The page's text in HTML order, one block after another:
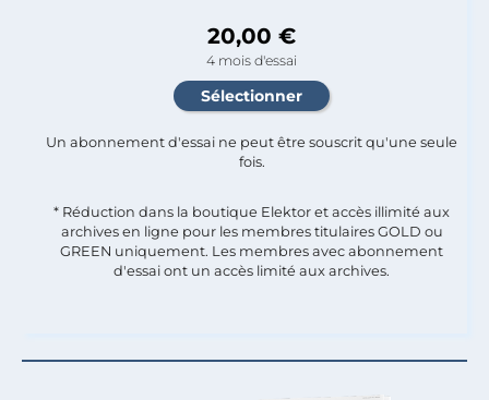
20,00 €
4 mois d'essai
Un abonnement d'essai ne peut être souscrit qu'une seule
fois.​
* Réduction dans la boutique Elektor et accès illimité aux
archives en ligne pour les membres titulaires GOLD ou
GREEN uniquement. Les membres avec abonnement
d'essai ont un accès limité aux archives.